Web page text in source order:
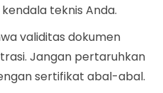
teknis Anda.
validitas dokumen
Jangan pertaruhkan
sertifikat abal-abal.